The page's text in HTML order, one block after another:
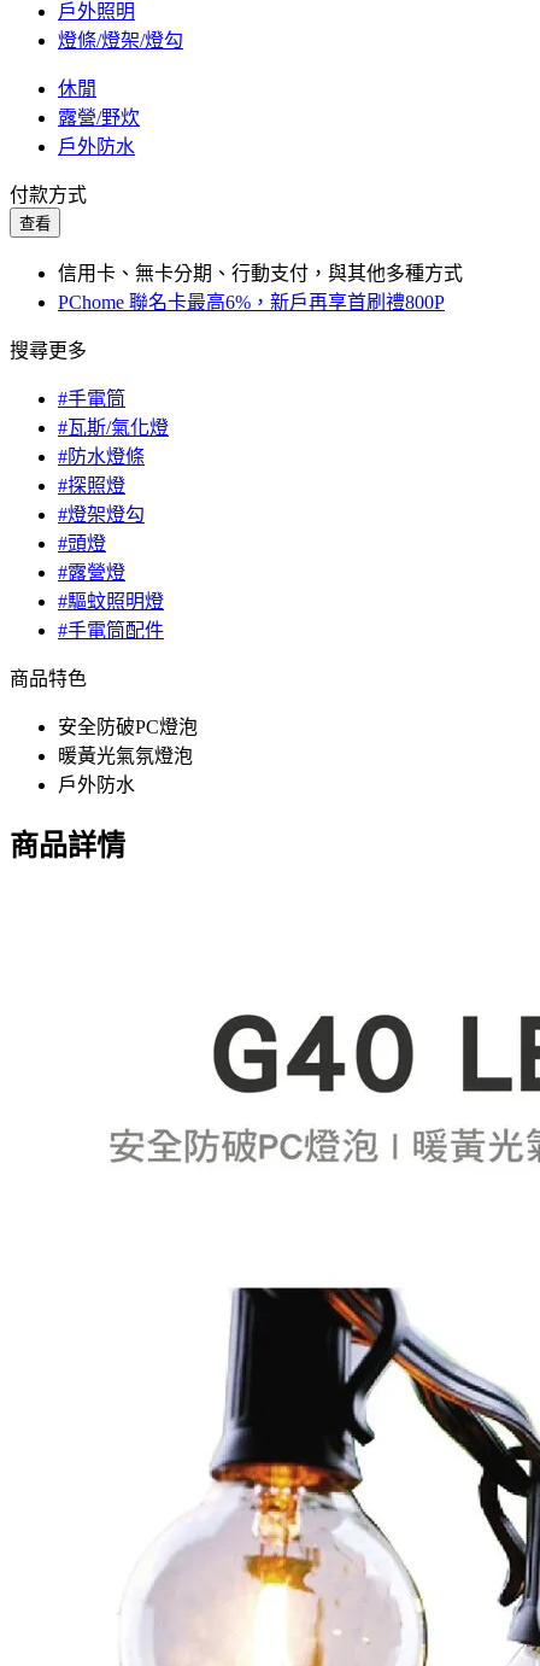
戶外照明
燈條/燈架/燈勾
休閒
露營/野炊
戶外防水
付款方式
查看
信用卡、無卡分期、行動支付，與其他多種方式
PChome 聯名卡最高6%，新戶再享首刷禮800P
搜尋更多
#手電筒
#瓦斯/氣化燈
#防水燈條
#探照燈
#燈架燈勾
#頭燈
#露營燈
#驅蚊照明燈
#手電筒配件
商品特色
安全防破PC燈泡
暖黃光氣氛燈泡
戶外防水
商品詳情